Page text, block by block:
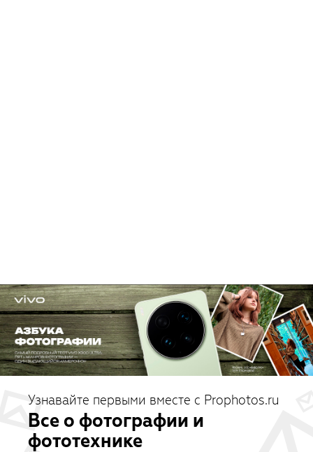
Узнавайте первыми вместе с Prophotos.ru
Все о фотографии и
фототехнике